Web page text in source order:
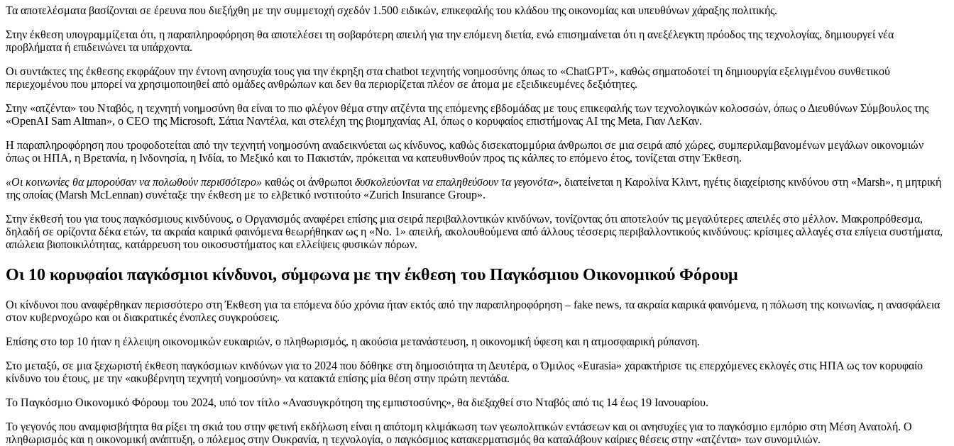
Τα αποτελέσματα βασίζονται σε έρευνα που διεξήχθη με την συμμετοχή σχεδόν 1.500 ειδικών, επικεφαλής του κλάδου της οικονομίας και υπευθύνων χάραξης πολιτικής.
Στην έκθεση υπογραμμίζεται ότι, η παραπληροφόρηση θα αποτελέσει τη σοβαρότερη απειλή για την επόμενη διετία, ενώ επισημαίνεται ότι η ανεξέλεγκτη πρόοδος της τεχνολογίας, δημιουργεί νέα
προβλήματα ή επιδεινώνει τα υπάρχοντα.
Οι συντάκτες της έκθεσης εκφράζουν την έντονη ανησυχία τους για την έκρηξη στα chatbot τεχνητής νοημοσύνης όπως το «ChatGPT», καθώς σηματοδοτεί τη δημιουργία εξελιγμένου συνθετικού
περιεχομένου που μπορεί να χρησιμοποιηθεί από ομάδες ανθρώπων και δεν θα περιορίζεται πλέον σε άτομα με εξειδικευμένες δεξιότητες.
Στην «ατζέντα» του Νταβός, η τεχνητή νοημοσύνη θα είναι το πιο φλέγον θέμα στην ατζέντα της επόμενης εβδομάδας με τους επικεφαλής των τεχνολογικών κολοσσών, όπως ο Διευθύνων Σύμβουλος της
«OpenAI Sam Altman», ο CEO της Microsoft, Σάτια Ναντέλα, και στελέχη της βιομηχανίας AI, όπως ο κορυφαίος επιστήμονας AI της Meta, Γιαν ΛεΚαν.
Η παραπληροφόρηση που τροφοδοτείται από την τεχνητή νοημοσύνη αναδεικνύεται ως κίνδυνος, καθώς δισεκατομμύρια άνθρωποι σε μια σειρά από χώρες, συμπεριλαμβανομένων μεγάλων οικονομιών
όπως οι ΗΠΑ, η Βρετανία, η Ινδονησία, η Ινδία, το Μεξικό και το Πακιστάν, πρόκειται να κατευθυνθούν προς τις κάλπες το επόμενο έτος, τονίζεται στην Έκθεση.
«Οι κοινωνίες θα μπορούσαν να πολωθούν περισσότερο» καθώς οι άνθρωποι δυσκολεύονται να επαληθεύσουν τα γεγονότα», διατείνεται η Καρολίνα Κλιντ, ηγέτις διαχείρισης κινδύνου στη «Marsh», η μητρική
της οποίας (Marsh McLennan) συνέταξε την έκθεση με το ελβετικό ινστιτούτο «Zurich Insurance Group».
Στην έκθεσή του για τους παγκόσμιους κινδύνους, ο Οργανισμός αναφέρει επίσης μια σειρά περιβαλλοντικών κινδύνων, τονίζοντας ότι αποτελούν τις μεγαλύτερες απειλές στο μέλλον. Μακροπρόθεσμα,
δηλαδή σε ορίζοντα δέκα ετών, τα ακραία καιρικά φαινόμενα θεωρήθηκαν ως η «Νο. 1» απειλή, ακολουθούμενα από άλλους τέσσερις περιβαλλοντικούς κινδύνους: κρίσιμες αλλαγές στα επίγεια συστήματα,
απώλεια βιοποικιλότητας, κατάρρευση του οικοσυστήματος και ελλείψεις φυσικών πόρων.
Οι 10 κορυφαίοι παγκόσμιοι κίνδυνοι, σύμφωνα με την έκθεση του Παγκόσμιου Οικονομικού Φόρουμ
Οι κίνδυνοι που αναφέρθηκαν περισσότερο στη Έκθεση για τα επόμενα δύο χρόνια ήταν εκτός από την παραπληροφόρηση – fake news, τα ακραία καιρικά φαινόμενα, η πόλωση της κοινωνίας, η ανασφάλεια
στον κυβερνοχώρο και οι διακρατικές ένοπλες συγκρούσεις.
Επίσης στο top 10 ήταν η έλλειψη οικονομικών ευκαιριών, ο πληθωρισμός, η ακούσια μετανάστευση, η οικονομική ύφεση και η ατμοσφαιρική ρύπανση.
Στο μεταξύ, σε μια ξεχωριστή έκθεση παγκόσμιων κινδύνων για το 2024 που δόθηκε στη δημοσιότητα τη Δευτέρα, ο Όμιλος «Eurasia» χαρακτήρισε τις επερχόμενες εκλογές στις ΗΠΑ ως τον κορυφαίο
κίνδυνο του έτους, με την «ακυβέρνητη τεχνητή νοημοσύνη» να κατακτά επίσης μία θέση στην πρώτη πεντάδα.
Το Παγκόσμιο Οικονομικό Φόρουμ του 2024, υπό τον τίτλο «Ανασυγκρότηση της εμπιστοσύνης», θα διεξαχθεί στο Νταβός από τις 14 έως 19 Ιανουαρίου.
Το γεγονός που αναμφισβήτητα θα ρίξει τη σκιά του στην φετινή εκδήλωση είναι η απότομη κλιμάκωση των γεωπολιτικών εντάσεων και οι ανησυχίες για το παγκόσμιο εμπόριο στη Μέση Ανατολή. Ο
πληθωρισμός και η οικονομική ανάπτυξη, ο πόλεμος στην Ουκρανία, η τεχνολογία, ο παγκόσμιος κατακερματισμός θα καταλάβουν καίριες θέσεις στην «ατζέντα» των συνομιλιών.